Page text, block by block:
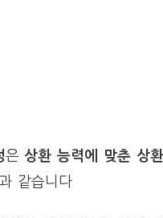
은 상환 능력에 맞춘 상
같습니다